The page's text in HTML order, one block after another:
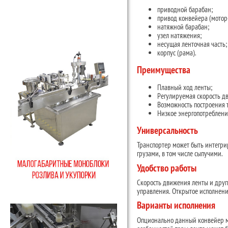
приводной барабан;
привод конвейера
натяжной барабан;
узел натяжения;
несущая ленточная часть;
корпус (рама).
Преимущества
Плавный ход ленты;
Регулируемая скорость
Возможность
Низкое
Универсальность
Транспортер может быть
грузами, в том числе сыпучими.
Удобство работы
Скорость движения ленты и
управления. Открытое
Варианты исполнения
Опционально данный конвейер